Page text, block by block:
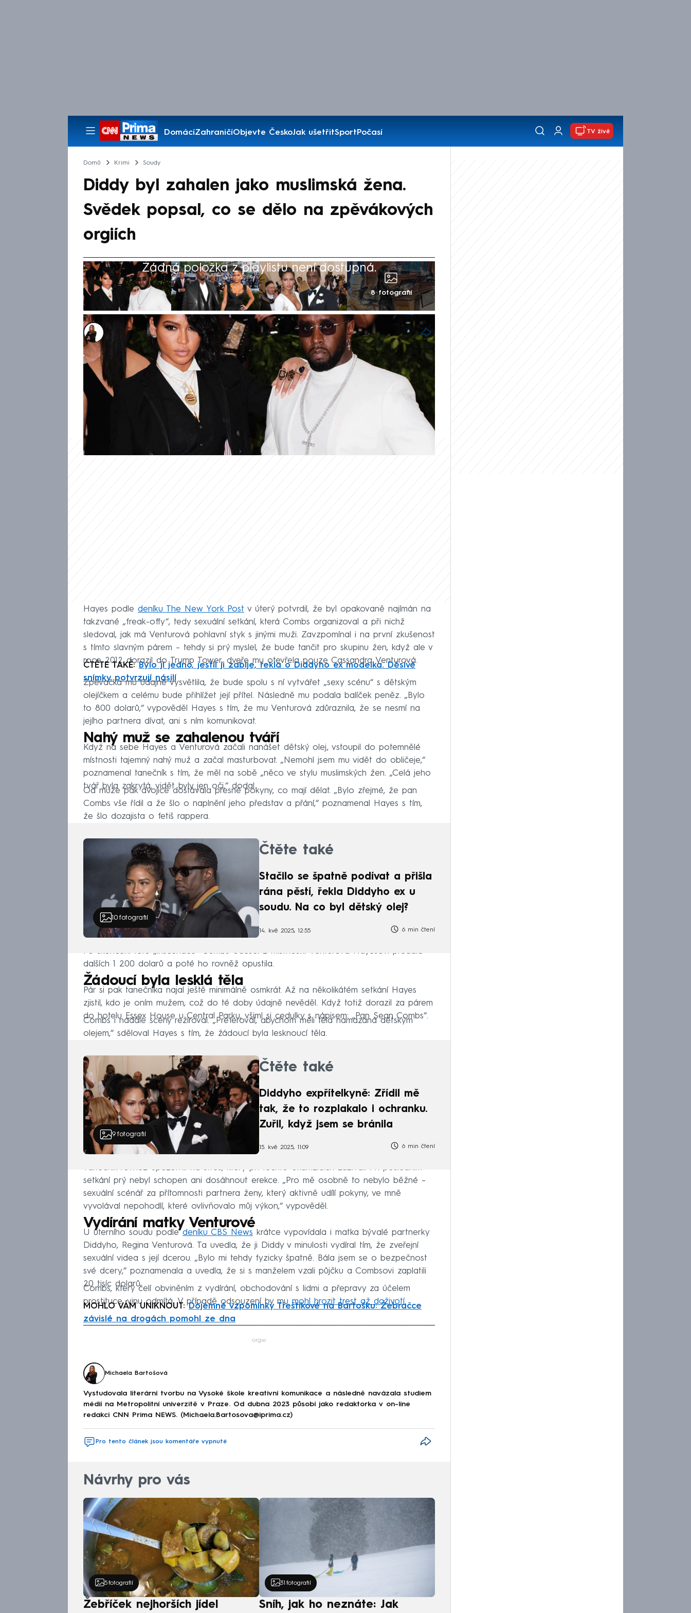
DomácíZahraničíObjevte ČeskoJak ušetřitSportPočasí
Pořady
TV živě
Domů Krimi Soudy
Diddy byl zahalen jako muslimská žena.
Svědek popsal, co se dělo na zpěvákových
orgiích
Žádná položka z playlistu není dostupná.
8 fotografií
Michaela Bartošová
21. kvě 2025, 15:38
O sexuálních setkáních organizovaných zpěvákem Seanem Diddym
Combsem vypovídal u soudu exotický tanečník Sharay Hayes,
vystupující pod jménem „The Punisher“. S Cassandrou Venturovou,
expřítelkyní Diddyho, byl prý nucen vytvářet sexuální scény, kterým
přihlížel rapper „zahalený ve stylu muslimských žen“.
Hayes podle deníku The New York Post v úterý potvrdil, že byl opakovaně najímán na
takzvané „freak-offy“, tedy sexuální setkání, která Combs organizoval a při nichž
sledoval, jak má Venturová pohlavní styk s jinými muži. Zavzpomínal i na první zkušenost
s tímto slavným párem – tehdy si prý myslel, že bude tančit pro skupinu žen, když ale v
roce 2012 dorazil do Trump Tower, dveře mu otevřela pouze Cassandra Venturová.
ČTĚTE TAKÉ:Bylo jí jedno, jestli ji zabije, řekla o Diddyho ex modelka. Děsivé
snímky potvrzují násilí
Zpěvačka mu údajně vysvětlila, že bude spolu s ní vytvářet „sexy scénu“ s dětským
olejíčkem a celému bude přihlížet její přítel. Následně mu podala balíček peněz. „Bylo
to 800 dolarů,“ vypověděl Hayes s tím, že mu Venturová zdůraznila, že se nesmí na
jejího partnera dívat, ani s ním komunikovat.
Nahý muž se zahalenou tváří
Když na sebe Hayes a Venturová začali nanášet dětský olej, vstoupil do potemnělé
místnosti tajemný nahý muž a začal masturbovat. „Nemohl jsem mu vidět do obličeje,“
poznamenal tanečník s tím, že měl na sobě „něco ve stylu muslimských žen. „Celá jeho
tvář byla zakrytá, vidět byly jen oči,“ dodal.
Od muže pak dvojice dostávala přesné pokyny, co mají dělat. „Bylo zřejmé, že pan
Combs vše řídil a že šlo o naplnění jeho představ a přání,“ poznamenal Hayes s tím,
že šlo dozajista o fetiš rappera.
10fotografií
Čtěte také
Stačilo se špatně podívat a přišla
rána pěstí, řekla Diddyho ex u
soudu. Na co byl dětský olej?
14. kvě 2025, 12:55 6 min čtení
Po skončení této „inscenace“ Combs odešel z místnosti. Venturová Hayesovi předala
dalších 1 200 dolarů a poté ho rovněž opustila.
Žádoucí byla lesklá těla
Pár si pak tanečníka najal ještě minimálně osmkrát. Až na několikátém setkání Hayes
zjistil, kdo je oním mužem, což do té doby údajně nevěděl. Když totiž dorazil za párem
do hotelu Essex House u Central Parku, všiml si cedulky s nápisem: „Pan Sean Combs“.
Combs i nadále scény režíroval. „Preferoval, abychom měli těla namazaná dětským
olejem,“ sděloval Hayes s tím, že žádoucí byla lesknoucí těla.
9fotografií
Čtěte také
Diddyho expřítelkyně: Zřídil mě
tak, že to rozplakalo i ochranku.
Zuřil, když jsem se bránila
15. kvě 2025, 11:09 6 min čtení
Tanečník rovněž upozornil na stres, který při těchto okamžicích zažíval. Při posledním
setkání prý nebyl schopen ani dosáhnout erekce. „Pro mě osobně to nebylo běžné –
sexuální scénář za přítomnosti partnera ženy, který aktivně udílí pokyny, ve mně
vyvolával nepohodlí, které ovlivňovalo můj výkon,“ vypověděl.
Vydírání matky Venturové
U úterního soudu podledeníku CBS News krátce vypovídala i matka bývalé partnerky
Diddyho, Regina Venturová. Ta uvedla, že ji Diddy v minulosti vydíral tím, že zveřejní
sexuální videa s její dcerou. „Bylo mi tehdy fyzicky špatně. Bála jsem se o bezpečnost
své dcery,“ poznamenala a uvedla, že si s manželem vzali půjčku a Combsovi zaplatili
20 tisíc dolarů.
Combs, který čelí obviněním z vydírání, obchodování s lidmi a přepravy za účelem
prostituce, vinu odmítá. V případě odsouzení by mumohl hrozit trest až doživotí.
MOHLO VÁM UNIKNOUT:Dojemné vzpomínky Třeštíkové na Bartošku: Žebračce
závislé na drogách pomohl ze dna
Failed to fetch
orgie
Michaela Bartošová
Vystudovala literární tvorbu na Vysoké škole kreativní komunikace a následně navázala studiem
médií na Metropolitní univerzitě v Praze. Od dubna 2023 působí jako redaktorka v on-line
redakci CNN Prima NEWS. (Michaela.Bartosova@iprima.cz)
Pro tento článek jsou komentáře vypnuté
Návrhy pro vás
5 fotografií
Žebříček nejhorších jídel
31 fotografií
Sníh, jak ho neznáte: Jak